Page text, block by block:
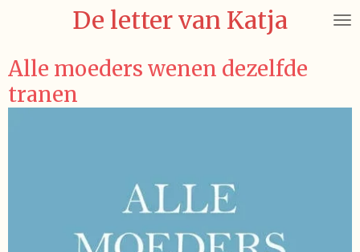
de
hoofdinhoud
De letter van Katja
Alle moeders wenen dezelfde
tranen